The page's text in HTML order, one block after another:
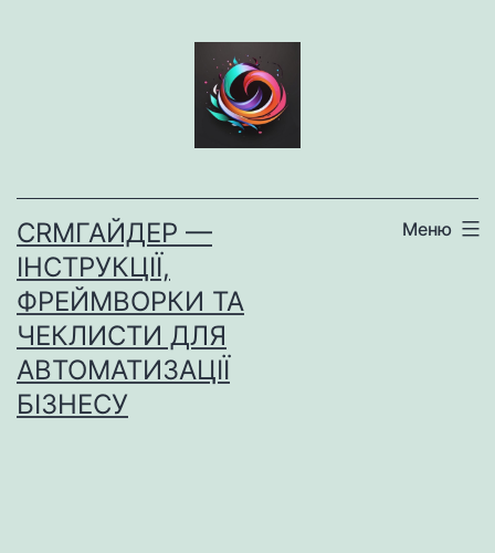
CRMГАЙДЕР —
ІНСТРУКЦІЇ,
ФРЕЙМВОРКИ ТА
ЧЕКЛИСТИ ДЛЯ
АВТОМАТИЗАЦІЇ
БІЗНЕСУ
Меню